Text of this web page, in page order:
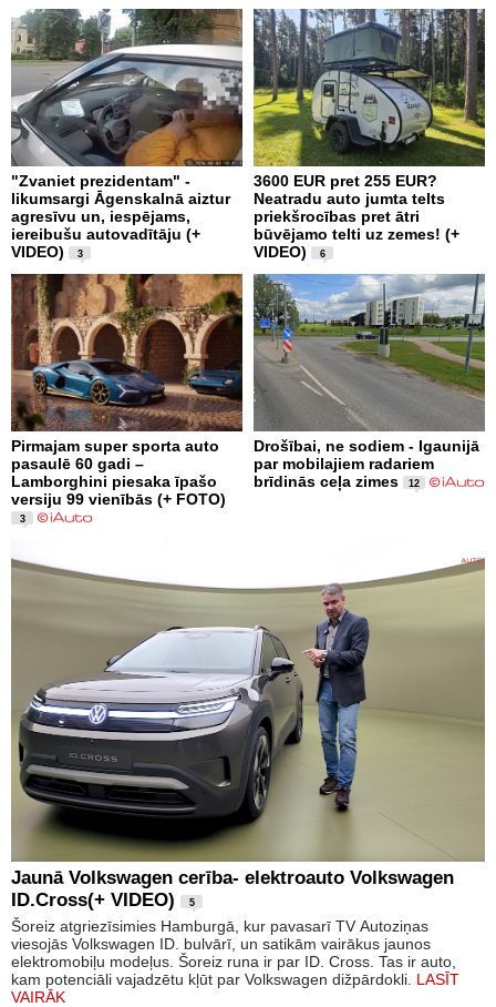
"Zvaniet prezidentam" -
likumsargi Āgenskalnā aiztur
agresīvu un, iespējams,
iereibušu autovadītāju (+
VIDEO)
3
3600 EUR pret 255 EUR?
Neatradu auto jumta telts
priekšrocības pret ātri
būvējamo telti uz zemes! (+
VIDEO)
6
Pirmajam super sporta auto
pasaulē 60 gadi –
Lamborghini piesaka īpašo
versiju 99 vienībās (+ FOTO)
3
Drošībai, ne sodiem - Igaunijā
par mobilajiem radariem
brīdinās ceļa zimes
12
Jaunā Volkswagen cerība- elektroauto Volkswagen
ID.Cross(+ VIDEO)
5
Šoreiz atgriezīsimies Hamburgā, kur pavasarī TV Autoziņas
viesojās Volkswagen ID. bulvārī, un satikām vairākus jaunos
elektromobiļu modeļus. Šoreiz runa ir par ID. Cross. Tas ir auto,
kam potenciāli vajadzētu kļūt par Volkswagen dižpārdokli. LASĪT
VAIRĀK